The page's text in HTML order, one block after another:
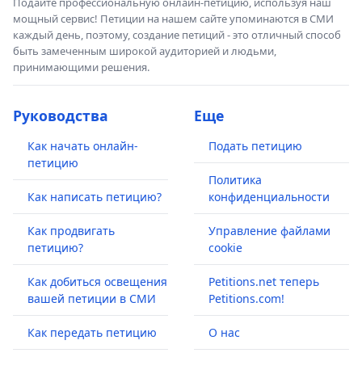
мощный сервис! Петиции на нашем сайте упоминаются в СМИ
каждый день, поэтому, создание петиций - это отличный способ
быть замеченным широкой аудиторией и людьми,
принимающими решения.
Руководства
Как начать онлайн-
петицию
Как написать петицию?
Как продвигать
петицию?
Как добиться освещения
вашей петиции в СМИ
Как передать петицию
Еще
Подать петицию
Политика
конфиденциальности
Управление файлами
cookie
Petitions.net теперь
Petitions.com!
О нас